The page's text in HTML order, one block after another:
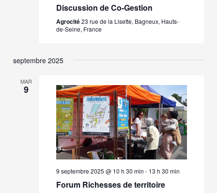
Discussion de Co-Gestion
Agrocité23 rue de la Lisette, Bagneux, Hauts-
de-Seine, France
septembre 2025
MAR
9
9 septembre 2025 @ 10 h 30 min - 13 h 30 min
Forum Richesses de territoire